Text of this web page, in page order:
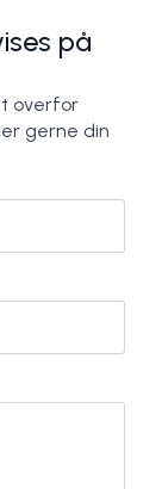
på
overfor
gerne din